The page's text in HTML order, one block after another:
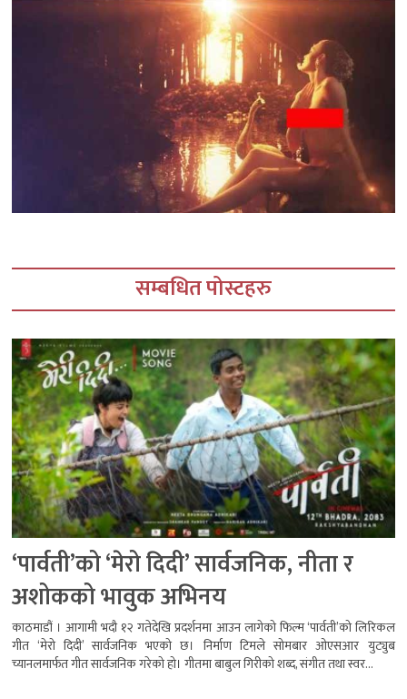
सम्बधित पोस्टहरु
‘पार्वती’को ‘मेरो दिदी’ सार्वजनिक, नीता र
अशोकको भावुक अभिनय
काठमाडौं । आगामी भदौ १२ गतेदेखि प्रदर्शनमा आउन लागेको फिल्म ‘पार्वती’को लिरिकल
गीत ‘मेरो दिदी’ सार्वजनिक भएको छ। निर्माण टिमले सोमबार ओएसआर युट्युब
च्यानलमार्फत गीत सार्वजनिक गरेको हो। गीतमा बाबुल गिरीको शब्द, संगीत तथा स्वर...